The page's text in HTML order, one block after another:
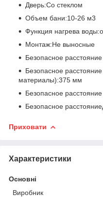
Дверь:Со стеклом
Объем бани:10-26 м3
Функция нагрева
Монтаж:Не выносные
Безопасное
Безопасное
материалы):375 мм
Безопасное
Безопасное
Приховати
Характеристики
Основні
Виробник